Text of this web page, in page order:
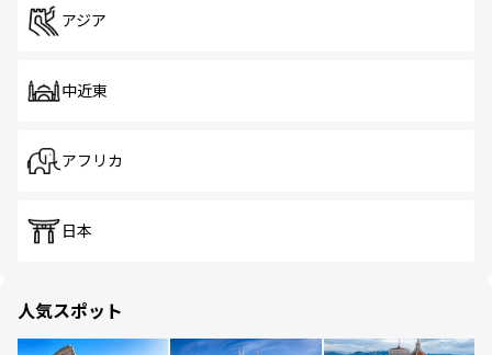
アジア
中近東
アフリカ
日本
人気スポット